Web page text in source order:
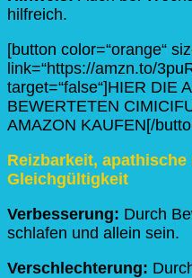
hilfreich.
[button color=“orange“
link=“https://amzn.to/
target=“false“]HIER DIE
BEWERTETEN
AMAZON KAUFEN[/
Reizbarkeit, apathische
Gleichgültigkeit
Verbesserung: Durch
schlafen und allein sein.
Verschlechterung: